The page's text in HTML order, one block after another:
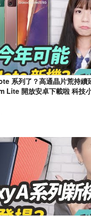
系列了？高通晶片荒持續
Lite 開放安卓下載啦 科技